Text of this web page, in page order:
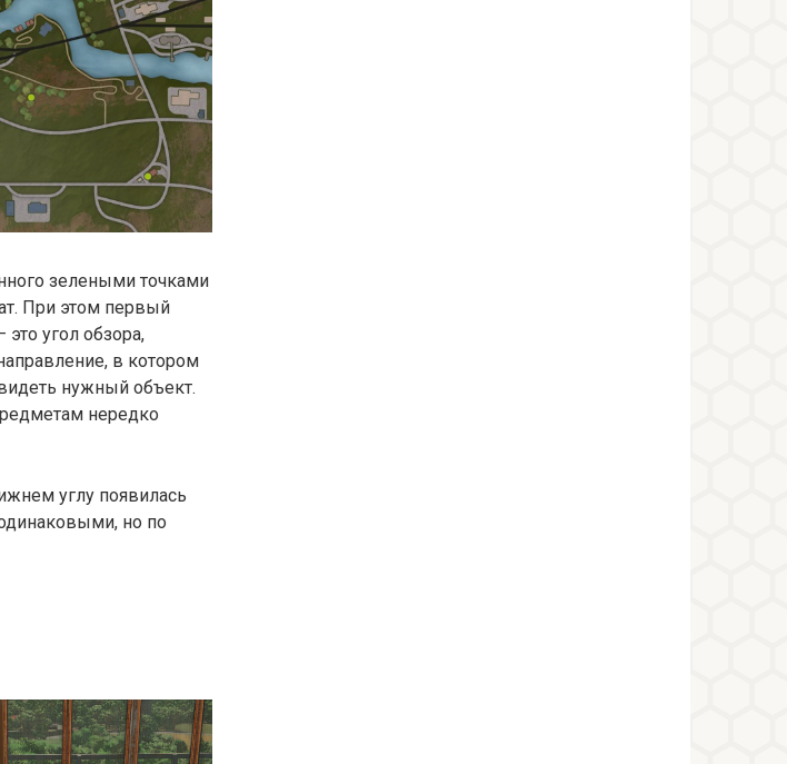
зелеными точками
При этом первый
угол обзора,
в котором
нужный объект.
нередко
углу появилась
но по